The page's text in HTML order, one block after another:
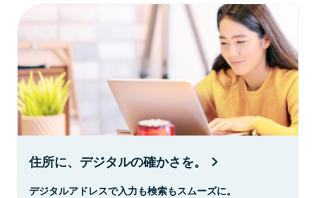
住所に、デジタルの確かさを。
デジタルアドレスで入力も検索もスムーズに。